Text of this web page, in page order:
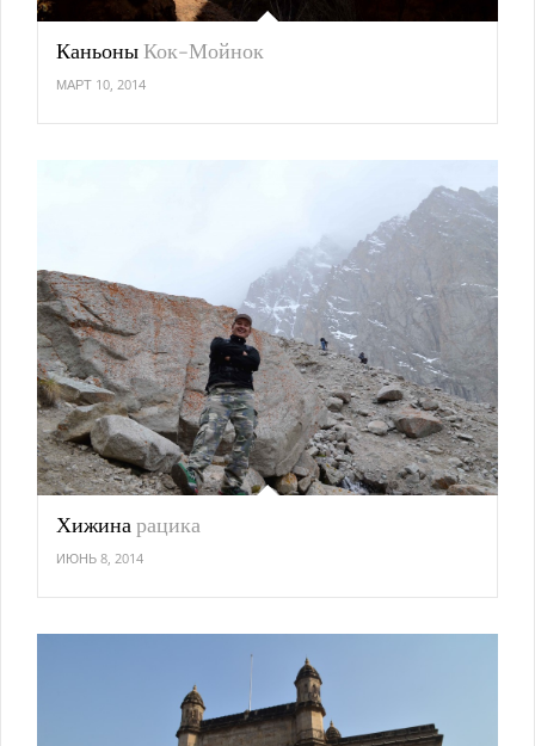
КаньоныКок-Мойнок
МАРТ 10, 2014
Хижинарацика
ИЮНЬ 8, 2014